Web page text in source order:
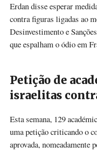
Erdan disse esperar
contra figuras ligadas ao
Desinvestimento e
que espalham o ódio em
Petição de
israelitas
Esta semana, 129
uma petição criticando o
aprovada, nomeadamente